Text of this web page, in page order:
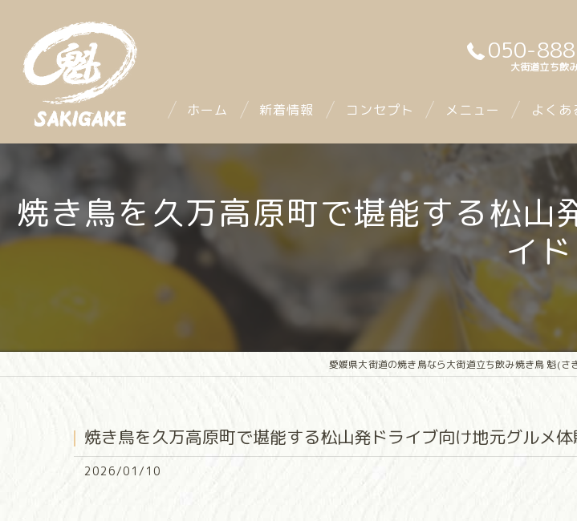
050-
大街道立ち飲
ホーム 新着情報 コンセプト メニュー よくあ
焼き鳥を久万高原町で堪能する松山
イド
愛媛県大街道の焼き鳥なら大街道立ち飲み焼き鳥 魁(さ
焼き鳥を久万高原町で堪能する松山発ドライブ向け地元グルメ
2026/01/10